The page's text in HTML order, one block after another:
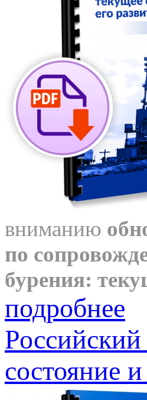
вниманию
по
бурения:
подробнее
состояние